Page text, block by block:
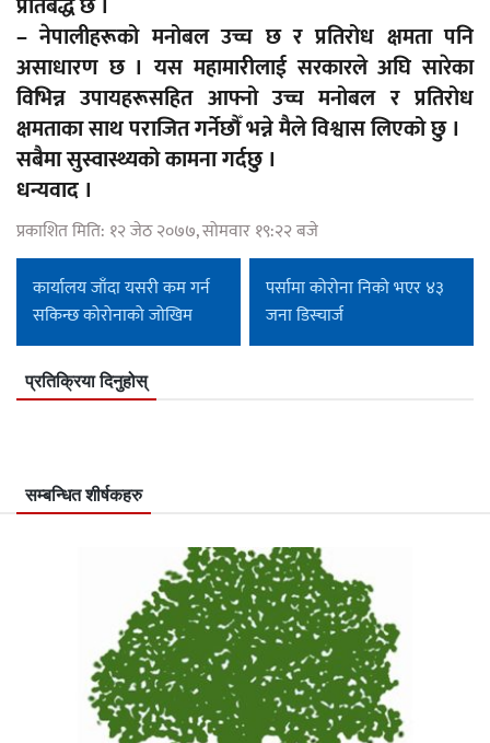
– नेपालीहरूको मनोबल उच्च छ र प्रतिरोध क्षमता पनि
असाधारण छ । यस महामारीलाई सरकारले अघि सारेका
विभिन्न उपायहरूसहित आफ्नो उच्च मनोबल र प्रतिरोध
क्षमताका साथ पराजित गर्नेछौँ भन्ने मैले विश्वास लिएको छु ।
सबैमा सुस्वास्थ्यको कामना गर्दछु ।
धन्यवाद ।
प्रकाशित मिति: १२ जेठ २०७७, सोमवार १९:२२ बजे
कार्यालय जाँदा यसरी कम गर्न
सकिन्छ कोरोनाको जोखिम
पर्सामा कोरोना निको भएर ४३
जना डिस्चार्ज
प्रतिक्रिया दिनुहोस्
सम्बन्धित शीर्षकहरु